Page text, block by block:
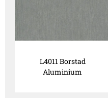
L4011 Borstad
Aluminium